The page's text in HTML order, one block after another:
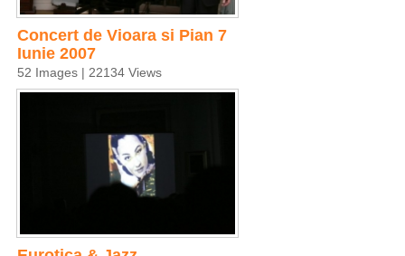
Concert de Vioara si Pian 7
Iunie 2007
52 Images | 22134 Views